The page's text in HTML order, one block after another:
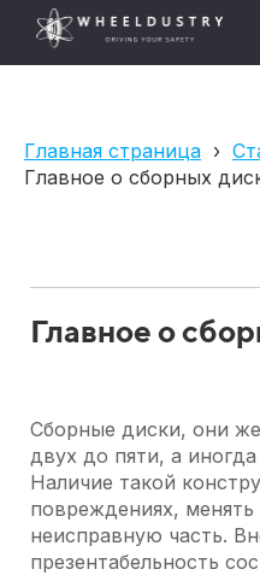
Главная страница ›
Главное о сборных
Главное о
Сборные диски, они
двух до пяти, а
Наличие такой
повреждениях, менять
неисправную часть.
презентабельность